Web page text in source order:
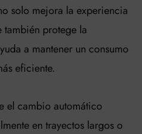
solo mejora la experiencia
protege la
a mantener un consumo
eficiente.
el cambio automático
en trayectos largos o